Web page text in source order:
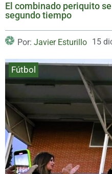
El combinado periquito
segundo tiempo
Por: Javier Esturillo 15
Fútbol